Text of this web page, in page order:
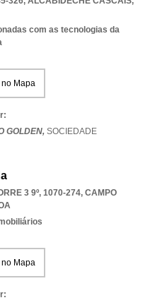
com as tecnologias da
no Mapa
GOLDEN, SOCIEDADE
3 9º, 1070-274, CAMPO
no Mapa